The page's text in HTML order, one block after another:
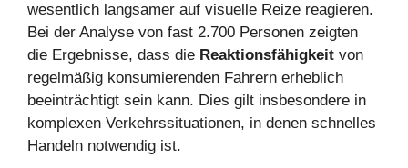
wesentlich langsamer auf visuelle Reize reagieren.
Bei der Analyse von fast 2.700 Personen zeigten
die Ergebnisse, dass die Reaktionsfähigkeit von
regelmäßig konsumierenden Fahrern erheblich
beeinträchtigt sein kann. Dies gilt insbesondere in
komplexen Verkehrssituationen, in denen schnelles
Handeln notwendig ist.